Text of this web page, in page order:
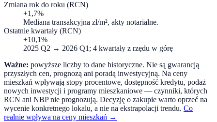
Zmiana rok do roku (RCN)
+1,7%
Mediana transakcyjna zł/m², akty notarialne.
Ostatnie kwartały (RCN)
+10,1%
2025 Q2 → 2026 Q1; 4 kwartały z rzędu w górę
Ważne: powyższe liczby to dane historyczne. Nie są gwarancją
przyszłych cen, prognozą ani poradą inwestycyjną. Na ceny
mieszkań wpływają stopy procentowe, dostępność kredytu, podaż
nowych inwestycji i programy mieszkaniowe — czynniki, których
RCN ani NBP nie prognozują. Decyzję o zakupie warto oprzeć na
wycenie konkretnego lokalu, a nie na ekstrapolacji trendu. Co
realnie wpływa na ceny mieszkań →